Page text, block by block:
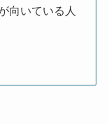
向いている人